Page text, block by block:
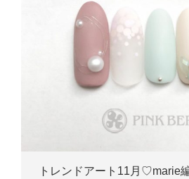
トレンドアート11月♡marie